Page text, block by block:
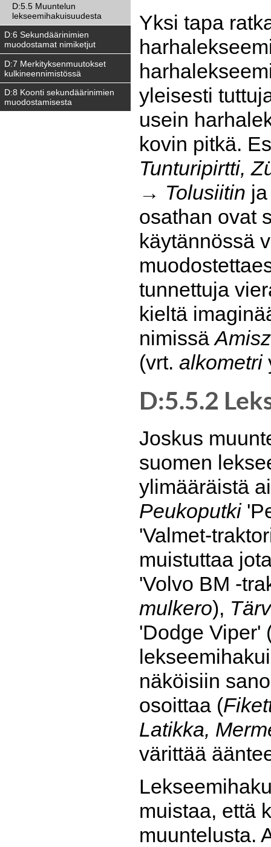
D:5.5 Muuntelun
lekseemihakuisuudesta
D:6 Sekundäärinimien
muodostamat nimiketjut
D:7 Merkityksenmuutokset
kulkineennimistössä
D:8 Koonti sekundäärinimien
muodostamisesta
Yksi tapa
yleisesti
usein
kovin pitkä.
Tunturipirtti,
→ Tolusiitin
osathan ovat
käytännössä
tunnettuja
kieltä
nimissä
(vrt.alkometri
D:5.5.2
Joskus
suomen
ylimääräistä
Peukoputki
'Valmet-
muistuttaa
'Volvo BM -
mulkero),
'Dodge Viper'
näköisiin
osoittaa (
Latikka,
värittää
muistaa, että
muuntelusta.